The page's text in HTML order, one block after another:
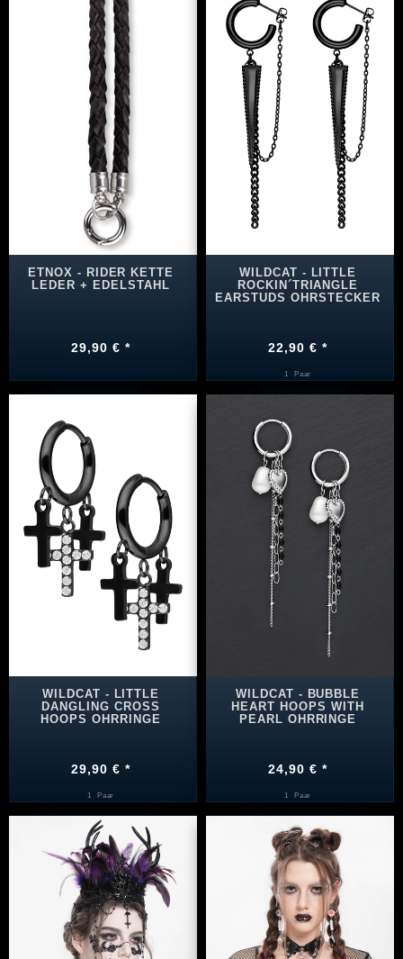
ETNOX - RIDER KETTE
LEDER + EDELSTAHL
29,90 € *
WILDCAT - LITTLE
ROCKIN´TRIANGLE
EARSTUDS OHRSTECKER
22,90 € *
1 Paar
WILDCAT - LITTLE
DANGLING CROSS
HOOPS OHRRINGE
29,90 € *
1 Paar
WILDCAT - BUBBLE
HEART HOOPS WITH
PEARL OHRRINGE
24,90 € *
1 Paar